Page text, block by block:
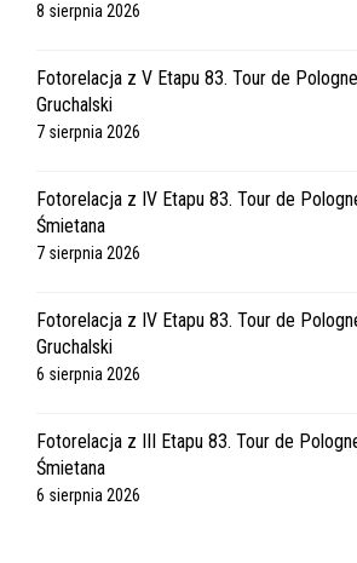
8 sierpnia 2026
Fotorelacja z V Etapu 83. Tour de
Gruchalski
7 sierpnia 2026
Fotorelacja z IV Etapu 83. Tour de
Śmietana
7 sierpnia 2026
Fotorelacja z IV Etapu 83. Tour de
Gruchalski
6 sierpnia 2026
Fotorelacja z III Etapu 83. Tour de
Śmietana
6 sierpnia 2026